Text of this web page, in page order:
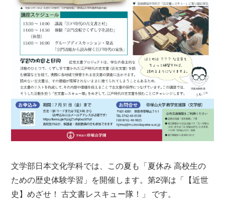
文学部日本文化学科では、この夏も「夏休み 高校生の
ための歴史体験学習」を開催します。第2弾は「【近世
史】めざせ！ 古文書レスキュー隊！」 です。